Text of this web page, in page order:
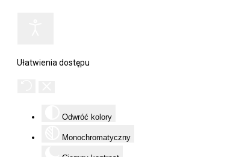
Ułatwienia dostępu
Odwróć kolory
Monochromatyczny